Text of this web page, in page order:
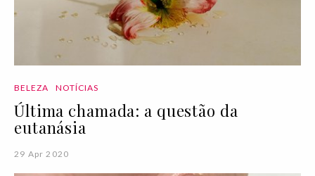
BELEZA NOTÍCIAS
Última chamada: a questão da
eutanásia
29 Apr 2020